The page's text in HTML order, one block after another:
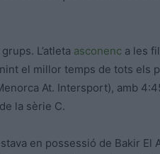
L’atleta asconenc a les
el millor temps de tots els
At. Intersport), amb
la sèrie C.
en possessió de Bakir El